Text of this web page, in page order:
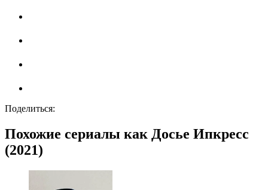
Поделиться:
Похожие сериалы как Досье Ипкресс
(2021)